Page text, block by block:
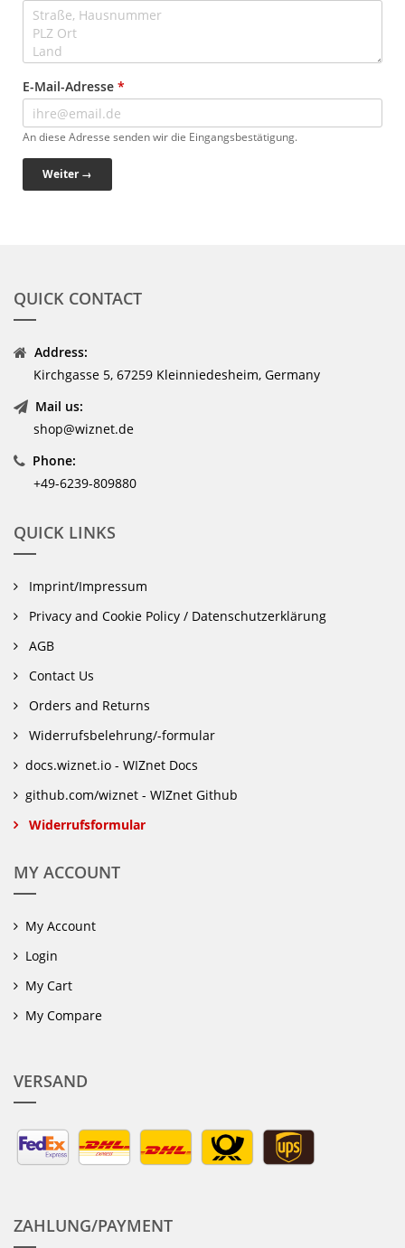
E-Mail-Adresse *
An diese Adresse senden wir die Eingangsbestätigung.
Weiter →
QUICK CONTACT
Address:
Kirchgasse 5, 67259 Kleinniedesheim, Germany
Mail us:
shop@wiznet.de
Phone:
+49-6239-809880
QUICK LINKS
Imprint/Impressum
Privacy and Cookie Policy / Datenschutzerklärung
AGB
Contact Us
Orders and Returns
Widerrufsbelehrung/-formular
docs.wiznet.io - WIZnet Docs
github.com/wiznet - WIZnet Github
Widerrufsformular
MY ACCOUNT
My Account
Login
My Cart
My Compare
VERSAND
ZAHLUNG/PAYMENT